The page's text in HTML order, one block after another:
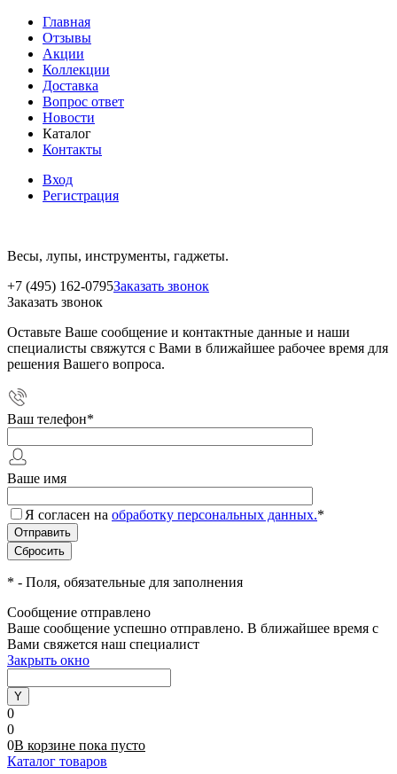
Главная
Отзывы
Акции
Коллекции
Доставка
Вопрос ответ
Новости
Каталог
Контакты
Вход
Регистрация
Весы, лупы, инструменты, гаджеты.
+7 (495) 162-0795Заказать звонок
Заказать звонок
Оставьте Ваше сообщение и контактные данные и наши
специалисты свяжутся с Вами в ближайшее рабочее время для
решения Вашего вопроса.
Ваш телефон*
Ваше имя
Я согласен на обработку персональных данных.*
* - Поля, обязательные для заполнения
Сообщение отправлено
Ваше сообщение успешно отправлено. В ближайшее время с
Вами свяжется наш специалист
Закрыть окно
0
0
0В корзине пока пусто
Каталог товаров